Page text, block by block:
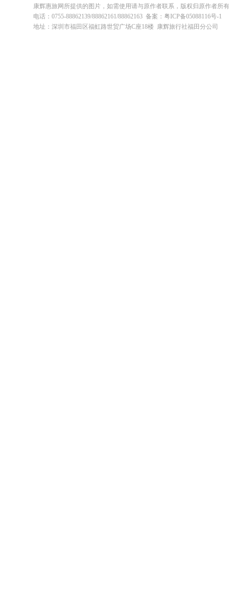
康辉惠旅网所提供的图片，如需使用请与原作者联系，版权归原作者所
电话：0755-88862139/88862161/88862163 备案：粤ICP备05088116号-1
地址：深圳市福田区福虹路世贸广场C座18楼 康辉旅行社福田分公司